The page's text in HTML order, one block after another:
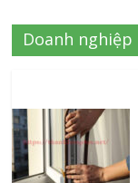
Doanh nghiệp